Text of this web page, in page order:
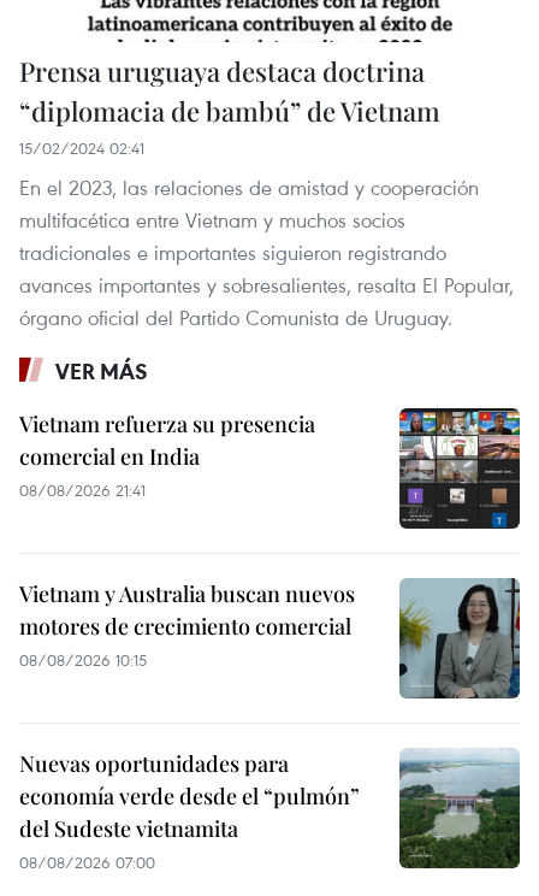
Prensa uruguaya destaca doctrina
“diplomacia de bambú” de Vietnam
15/02/2024 02:41
En el 2023, las relaciones de amistad y cooperación
multifacética entre Vietnam y muchos socios
tradicionales e importantes siguieron registrando
avances importantes y sobresalientes, resalta El Popular,
órgano oficial del Partido Comunista de Uruguay.
VER MÁS
Vietnam refuerza su presencia
comercial en India
08/08/2026 21:41
Vietnam y Australia buscan nuevos
motores de crecimiento comercial
08/08/2026 10:15
Nuevas oportunidades para
economía verde desde el “pulmón”
del Sudeste vietnamita
08/08/2026 07:00